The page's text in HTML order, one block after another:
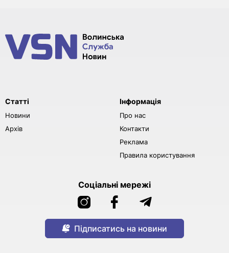
Статті
Новини
Архів
Інформація
Про нас
Контакти
Реклама
Правила користування
Соціальні мережі
Підписатись на новини